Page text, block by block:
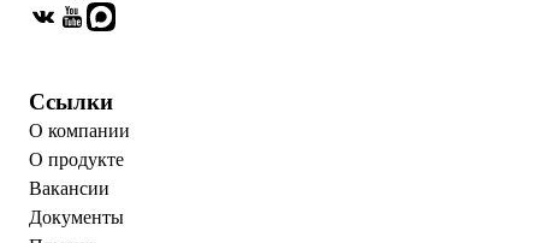
Ссылки
О компании
О продукте
Вакансии
Документы